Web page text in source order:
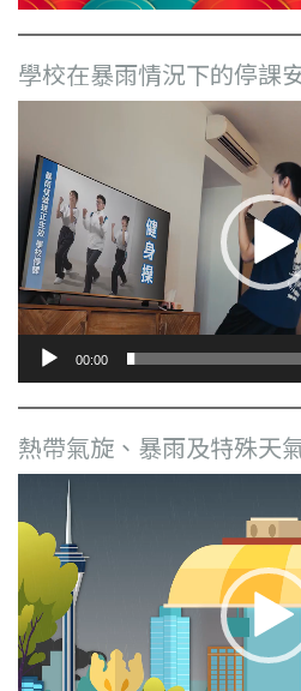
學校在暴雨情況下的停課
播
放
器
00:00
熱帶氣旋、暴雨及特殊天
訊
放
器